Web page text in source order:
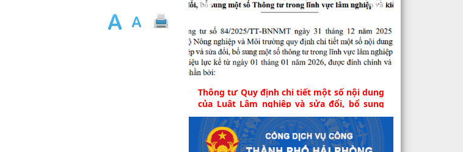
Thông tư Quy định chi tiết một số nội dung
của Luật Lâm nghiệp và sửa đổi, bổ sung
một số Thông tư trong lĩnh vực lâm nghiệp
và kiểm lâm